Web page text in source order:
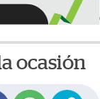
ocasión